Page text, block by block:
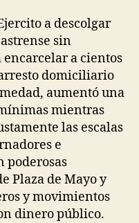
a descolgar
sin
encarcelar a cientos
domiciliario
aumentó una
mientras
las escalas
e
poderosas
Plaza de Mayo y
y movimientos
dinero público.